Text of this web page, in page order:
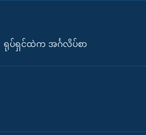
ရုပ်ရှင်ထဲက အင်္ဂလိပ်စာ